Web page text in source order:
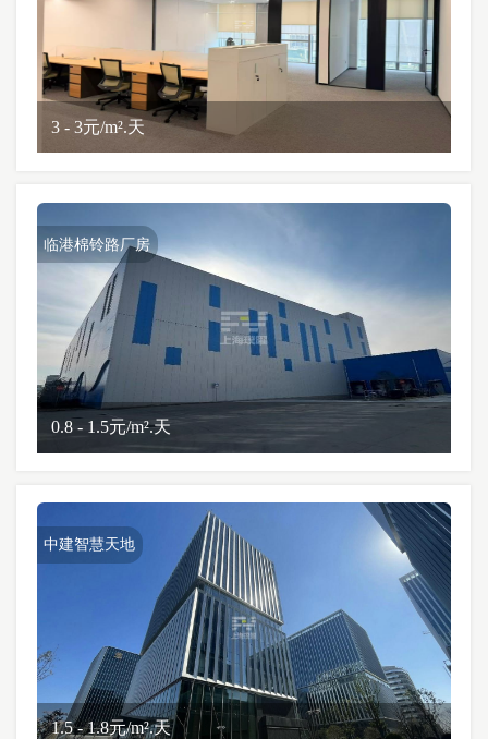
3 - 3元/m².天
临港棉铃路厂房
0.8 - 1.5元/m².天
中建智慧天地
1.5 - 1.8元/m².天